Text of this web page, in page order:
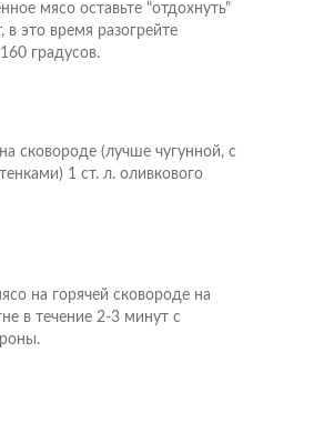
мясо оставьте "отдохнуть"
в это время разогрейте
градусов.
сковороде (лучше чугунной, с
1 ст. л. оливкового
на горячей сковороде на
в течение 2-3 минут с